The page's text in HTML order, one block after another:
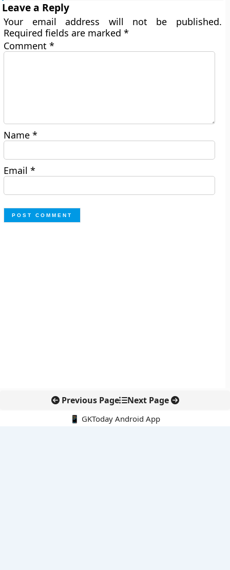
Leave a Reply
Your email address will not be published.
Required fields are marked*
Comment*
Name*
Email*
Previous Page Next Page
📱 GKToday Android App